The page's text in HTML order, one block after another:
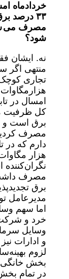
خردادماه
۳۳ درصد
مصرف می
شود؟
نه. ایشان
منتهی اگر
مصرف
هزار
مصرف داشت.
برق
مدیرعامل
اما سهم
خرد و
وسایل
و ادارات
لزوم
بخش خانگی
در تمام